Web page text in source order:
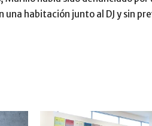
una habitación junto al DJ y sin